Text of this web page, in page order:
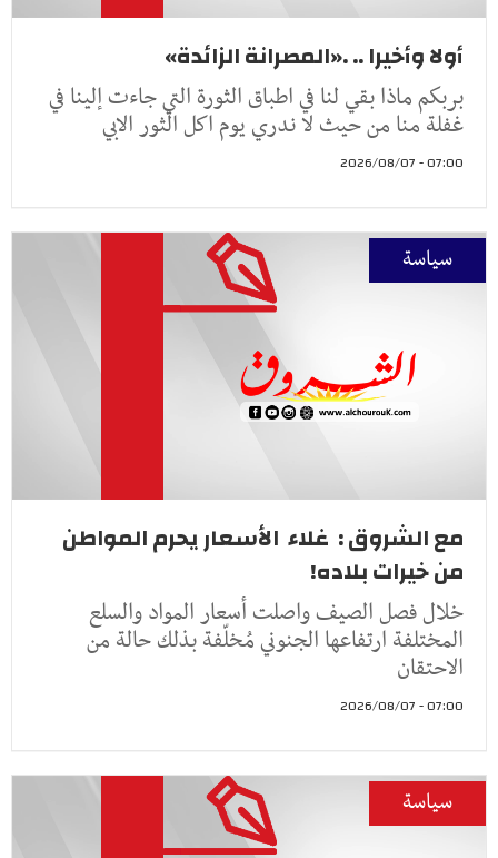
أولا وأخيرا .. .«المصرانة الزائدة»
بربكم ماذا بقي لنا في اطباق الثورة التي جاءت إلينا في
غفلة منا من حيث لا ندري يوم اكل الثور الابي
07:00 - 2026/08/07
سياسة
مع الشروق : غلاء الأسعار يحرم المواطن
من خيرات بلاده!
خلال فصل الصيف واصلت أسعار المواد والسلع
المختلفة ارتفاعها الجنوني مُخلّفة بذلك حالة من
الاحتقان
07:00 - 2026/08/07
سياسة